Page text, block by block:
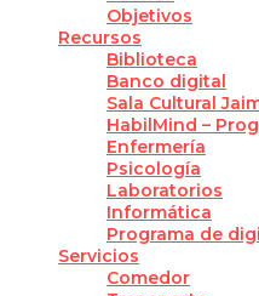
Objetivos
Recursos
Biblioteca
Banco digital
Sala Cultural
HabilMind –
Enfermería
Psicología
Laboratorios
Informática
Programa de
Servicios
Comedor